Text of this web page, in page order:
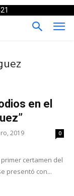
en el
2019 0
certamen del
presentó con...